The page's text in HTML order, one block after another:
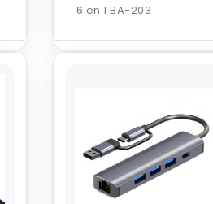
6 en 1 BA-203